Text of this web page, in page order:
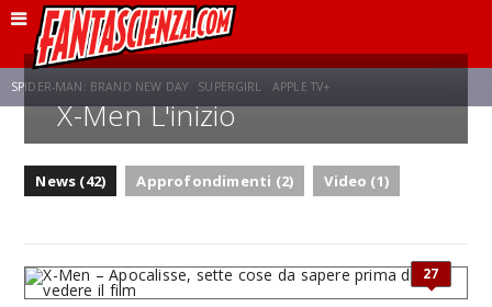
SPIDER-MAN: BRAND NEW DAY SUPERGIRL APPLE TV+
X-Men L'inizio
News (42) Approfondimenti (2) Video (1)
27